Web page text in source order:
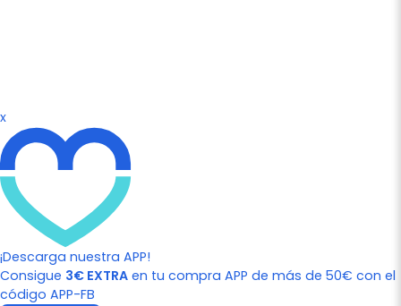
x
¡Descarga nuestra APP!
Consigue 3€ EXTRA en tu compra APP de más de 50€ con el
código APP-FB